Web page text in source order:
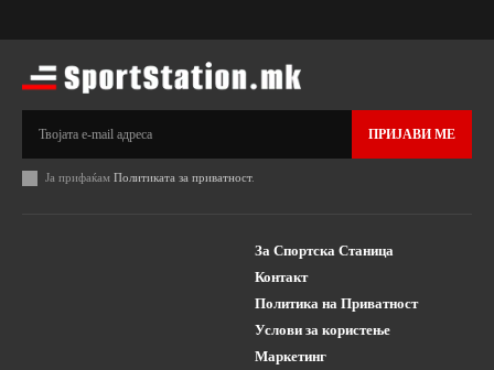
ПРИЈАВИ МЕ
Ја прифаќам Политиката за приватност.
За Спортска Станица
Контакт
Политика на Приватност
Услови за користење
Маркетинг